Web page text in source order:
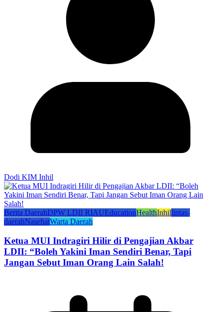
Dodi KIM Inhil
Berita DaerahDPW LDII RIAUEducationHealthInhillintas-
daerahNasehatWarta Daerah
Ketua MUI Indragiri Hilir di Pengajian Akbar
LDII: “Boleh Yakini Iman Sendiri Benar, Tapi
Jangan Sebut Iman Orang Lain Salah!